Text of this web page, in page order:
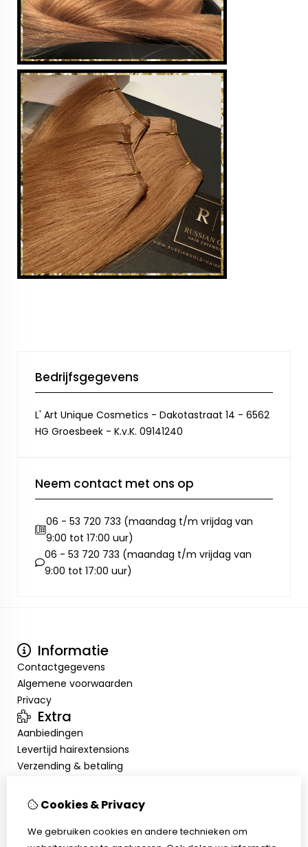
Bedrijfsgegevens
L' Art Unique Cosmetics - Dakotastraat 14 - 6562
HG Groesbeek - K.v.K. 09141240
Neem contact met ons op
06 - 53 720 733 (maandag t/m vrijdag van
9:00 tot 17:00 uur)
06 - 53 720 733 (maandag t/m vrijdag van
9:00 tot 17:00 uur)
Informatie
Contactgegevens
Algemene voorwaarden
Privacy
Extra
Aanbiedingen
Levertijd hairextensions
Verzending & betaling
Salonkorting
Mijn account
Cookies & Privacy
We gebruiken cookies en andere technieken om